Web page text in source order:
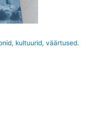
kultuurid, väärtused.